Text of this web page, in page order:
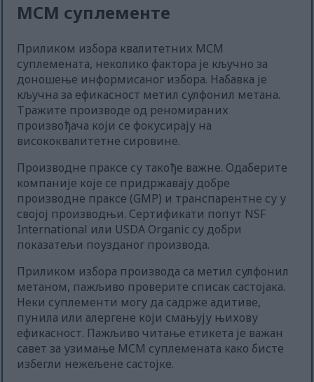
МСМ суплементе
Приликом избора квалитетних МСМ
суплемената, неколико фактора је кључно за
доношење информисаног избора. Набавка је
кључна за ефикасност метил сулфонил метана.
Тражите производе од реномираних
произвођача који се фокусирају на
висококвалитетне сировине.
Производне праксе су такође важне. Одаберите
компаније које се придржавају добре
производне праксе (GMP) и транспарентне су у
својој производњи. Сертификати попут NSF
International или USDA Organic су добри
показатељи поузданог производа.
Приликом избора производа са метил сулфонил
метаном, пажљиво проверите списак састојака.
Неки суплементи могу да садрже адитиве,
пунила или алергене који смањују њихову
ефикасност. Пажљиво читање етикета је важан
савет за узимање МСМ суплемената како бисте
избегли нежељене састојке.